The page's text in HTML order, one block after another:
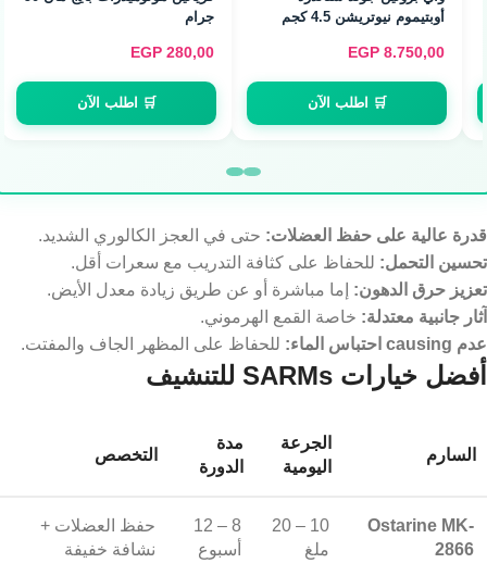
أوبتيموم نيوتريشن 4.5 كجم
8.750,00
EGP
🛒 اطلب الآن
جرام
280,00
EGP
🛒 اطلب الآن
قدرة عالية على حفظ العضلات:حتى في العجز الكالوري الشديد.
تحسين التحمل:للحفاظ على كثافة التدريب مع سعرات أقل.
تعزيز حرق الدهون:إما مباشرة أو عن طريق زيادة معدل الأيض.
آثار جانبية معتدلة:خاصة القمع الهرموني.
عدم causing احتباس الماء:
للحفاظ على المظهر الجاف والمفتت.
الجرعة
مدة
Ostarine MK-
8 – 12
حفظ العضلات +